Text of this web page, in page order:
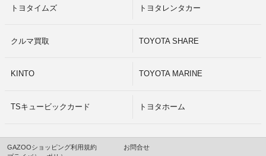
トヨタイムズ トヨタレンタカー
クルマ買取 TOYOTA SHARE
KINTO TOYOTA MARINE
TSキュービックカード トヨタホーム
GAZOOショッピング利用規約
お問合せ